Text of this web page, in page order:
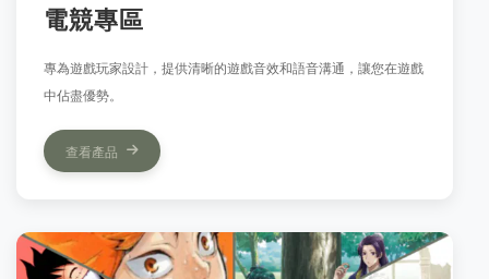
電競專區
專為遊戲玩家設計，提供清晰的遊戲音效和語音溝通，讓您在遊戲
中佔盡優勢。
查看產品